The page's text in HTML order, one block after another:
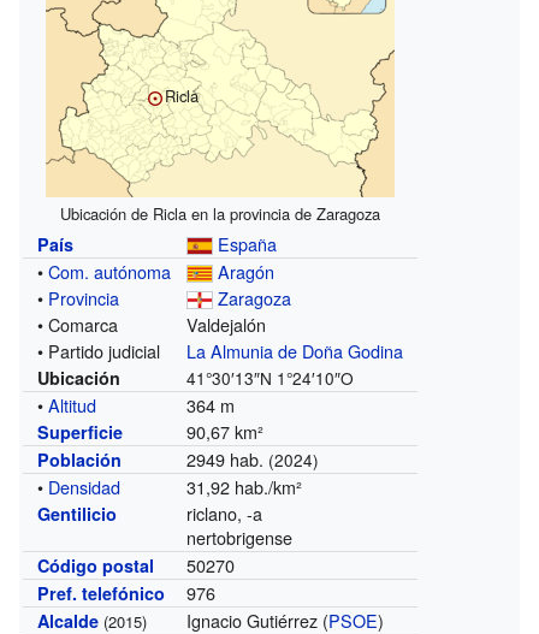
Ricla
Ubicación de Ricla en la provincia de Zaragoza
País
España
•Com. autónoma
Aragón
• Provincia
Zaragoza
• Comarca
Valdejalón
• Partido judicial
La Almunia de Doña Godina
Ubicación 41°30′13″N 1°24′10″O
•Altitud 364 m
Superficie 90,67 km²
Población 2949 hab. (2024)
• Densidad 31,92 hab./km²
Gentilicio
riclano, -a
nertobrigense
Código postal 50270
Pref. telefónico 976
Alcalde (2015) Ignacio Gutiérrez (PSOE)